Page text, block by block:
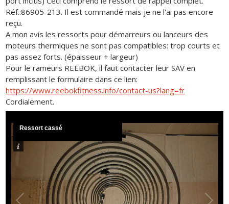
Réf.:86905-213. Il est commandé mais je ne l'ai pas encore
reçu.
A mon avis les ressorts pour démarreurs ou lanceurs des
moteurs thermiques ne sont pas compatibles: trop courts et
pas assez forts. (épaisseur + largeur)
Pour le rameurs REEBOK, il faut contacter leur SAV en
remplissant le formulaire dans ce lien:
https://www.reebokfitness.info/contact-us?lang=fr
Cordialement.
Ressort cassé